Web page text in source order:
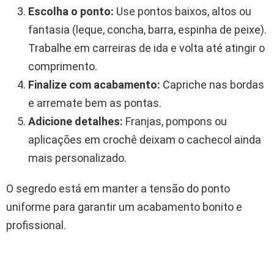
Escolha o ponto: Use pontos baixos, altos ou
fantasia (leque, concha, barra, espinha de peixe).
Trabalhe em carreiras de ida e volta até atingir o
comprimento.
Finalize com acabamento: Capriche nas bordas
e arremate bem as pontas.
Adicione detalhes: Franjas, pompons ou
aplicações em crochê deixam o cachecol ainda
mais personalizado.
O segredo está em manter a tensão do ponto
uniforme para garantir um acabamento bonito e
profissional.